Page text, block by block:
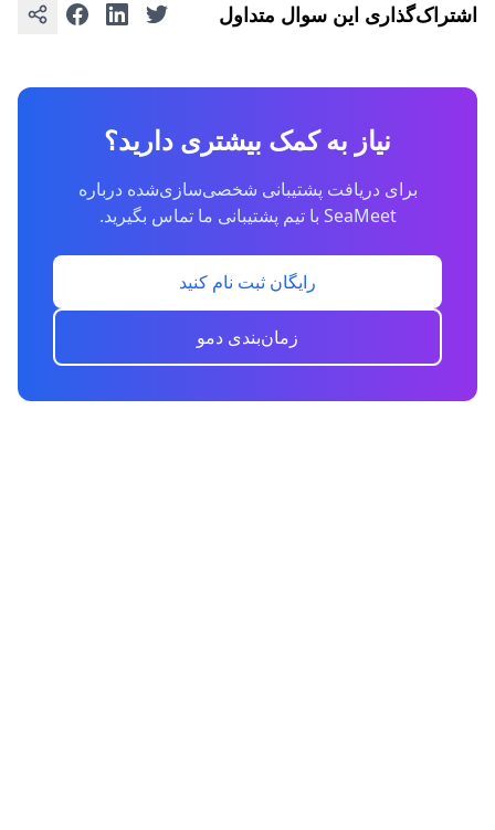
اشتراک‌گذاری این سوال متداول
نیاز به کمک بیشتری دارید؟
برای دریافت پشتیبانی شخصی‌سازی‌شده درباره
SeaMeet با تیم پشتیبانی ما تماس بگیرید.
رایگان ثبت نام کنید
زمان‌بندی دمو